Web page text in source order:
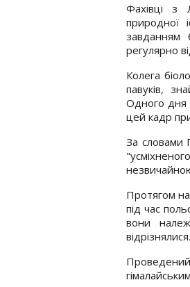
Фахівці з
природної
завданням
регулярно
Колега
павуків,
Одного дня
цей кадр
За словами
Протягом
під час
вони
відрізнялися.